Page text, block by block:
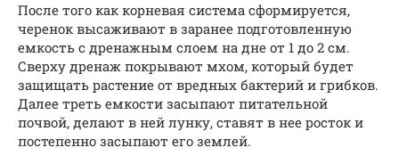
После того как корневая система сформируется,
черенок высаживают в заранее подготовленную
емкость с дренажным слоем на дне от 1 до 2 см.
Сверху дренаж покрывают мхом, который будет
защищать растение от вредных бактерий и грибков.
Далее треть емкости засыпают питательной
почвой, делают в ней лунку, ставят в нее росток и
постепенно засыпают его землей.